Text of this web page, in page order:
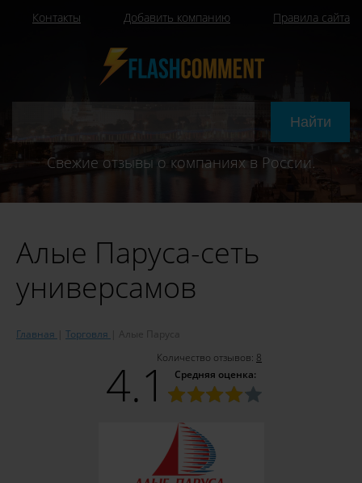
Контакты Добавить компанию Правила сайта
Свежие отзывы о компаниях в России.
Алые Паруса-сеть
универсамов
Главная Торговля
Алые Паруса
Количество отзывов: 8
Средняя оценка:
4.1